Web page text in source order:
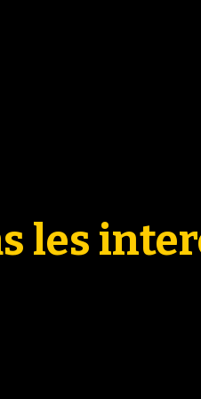
les